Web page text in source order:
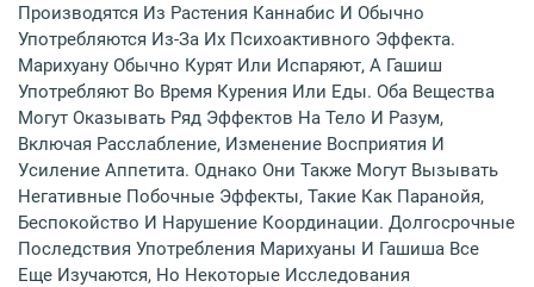
Производятся Из Растения Каннабис И Обычно
Употребляются Из-За Их Психоактивного Эффекта.
Марихуану Обычно Курят Или Испаряют, А Гашиш
Употребляют Во Время Курения Или Еды. Оба Вещества
Могут Оказывать Ряд Эффектов На Тело И Разум,
Включая Расслабление, Изменение Восприятия И
Усиление Аппетита. Однако Они Также Могут Вызывать
Негативные Побочные Эффекты, Такие Как Паранойя,
Беспокойство И Нарушение Координации. Долгосрочные
Последствия Употребления Марихуаны И Гашиша Все
Еще Изучаются, Но Некоторые Исследования